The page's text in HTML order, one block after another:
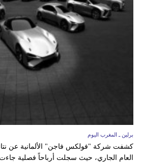
برلين ـ المغرب اليوم
كشفت شركة "فولكس فاجن" الألمانية عن
العام الجاري، حيث سجلت أرباحاً فصلية